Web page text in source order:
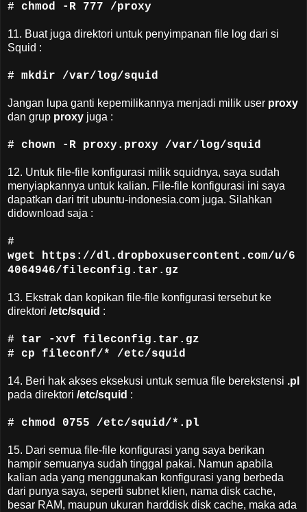
# chmod -R 777 /proxy
11. Buat juga direktori untuk penyimpanan file log dari si
Squid :
# mkdir /var/log/squid
Jangan lupa ganti kepemilikannya menjadi milik user proxy
dan grup proxy juga :
# chown -R proxy.proxy /var/log/squid
12. Untuk file-file konfigurasi milik squidnya, saya sudah
menyiapkannya untuk kalian. File-file konfigurasi ini saya
dapatkan dari trit ubuntu-indonesia.com juga. Silahkan
didownload saja :
#
wget https://dl.dropboxusercontent.com/u/6
4064946/fileconfig.tar.gz
13. Ekstrak dan kopikan file-file konfigurasi tersebut ke
direktori /etc/squid :
# tar -xvf fileconfig.tar.gz
# cp fileconf/* /etc/squid
14. Beri hak akses eksekusi untuk semua file berekstensi .pl
pada direktori /etc/squid :
# chmod 0755 /etc/squid/*.pl
15. Dari semua file-file konfigurasi yang saya berikan
hampir semuanya sudah tinggal pakai. Namun apabila
kalian ada yang menggunakan konfigurasi yang berbeda
dari punya saya, seperti subnet klien, nama disk cache,
besar RAM, maupun ukuran harddisk disk cache, maka ada